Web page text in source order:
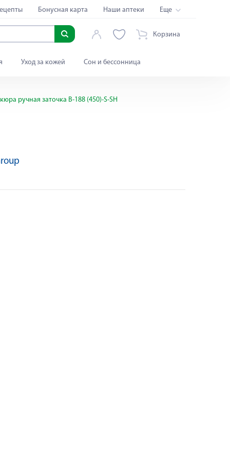
Бонусная карта Наши аптеки Еще
Корзина
Уход за кожей Сон и бессонница
ручная заточка B-188 (450)-S-SH